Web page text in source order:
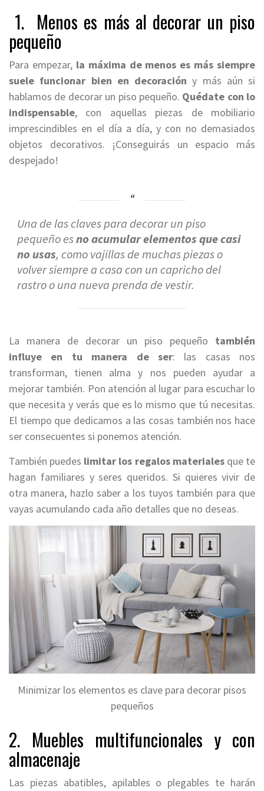
1. Menos es más al decorar un piso
pequeño
Para empezar, la máxima de menos es más siempre
suele funcionar bien en decoración y más aún si
hablamos de decorar un piso pequeño. Quédate con lo
indispensable, con aquellas piezas de mobiliario
imprescindibles en el día a día, y con no demasiados
objetos decorativos. ¡Conseguirás un espacio más
despejado!
Una de las claves para decorar un piso
pequeño esno acumular elementos que casi
no usas, como vajillas de muchas piezas o
volver siempre a casa con un capricho del
rastro o una nueva prenda de vestir.
La manera de decorar un piso pequeño también
influye en tu manera de ser: las casas nos
transforman, tienen alma y nos pueden ayudar a
mejorar también. Pon atención al lugar para escuchar lo
que necesita y verás que es lo mismo que tú necesitas.
El tiempo que dedicamos a las cosas también nos hace
ser consecuentes si ponemos atención.
También puedes limitar los regalos materialesque te
hagan familiares y seres queridos. Si quieres vivir de
otra manera, hazlo saber a los tuyos también para que
vayas acumulando cada año detalles que no deseas.
Minimizar los elementos es clave para decorar pisos
pequeños
2. Muebles multifuncionales y con
almacenaje
Las piezas abatibles, apilables o plegables te harán